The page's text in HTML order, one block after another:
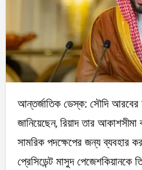
আন্তর্জাতিক ডেস্ক: সৌদি আরবের যুবরাজ মোহাম্মদ বিন সালমান
জানিয়েছেন, রিয়াদ তার
সামরিক পদক্ষেপের জন্য ব্যবহার
প্রেসিডেন্ট মাসুদ পেজেশকিয়ানকে